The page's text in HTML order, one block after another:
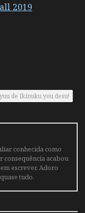
2019
de Ikinuku you desu!
conhecida como
consequência acabou
escrever. Adoro
tudo.